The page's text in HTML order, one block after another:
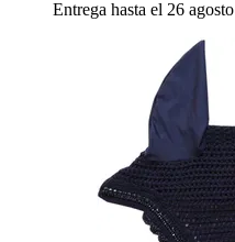
Entrega hasta el 26 agosto